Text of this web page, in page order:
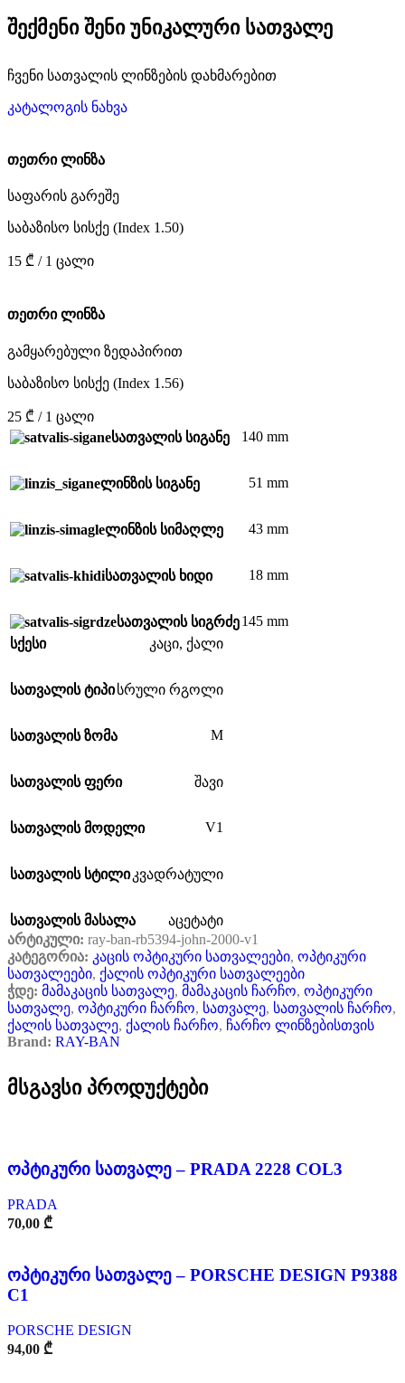
შექმენი შენი უნიკალური სათვალე
ჩვენი სათვალის ლინზების დახმარებით
კატალოგის ნახვა
თეთრი ლინზა
საფარის გარეშე
საბაზისო სისქე (Index 1.50)
15 ₾ / 1 ცალი
თეთრი ლინზა
გამყარებული ზედაპირით
საბაზისო სისქე (Index 1.56)
25 ₾ / 1 ცალი
სათვალის სიგანე
140 mm
ლინზის სიგანე 51 mm
ლინზის სიმაღლე 43 mm
სათვალის ხიდი 18 mm
სათვალის სიგრძე145 mm
სქესი
კაცი, ქალი
სათვალის ტიპისრული რგოლი
სათვალის ზომა M
სათვალის ფერი შავი
სათვალის მოდელი V1
სათვალის სტილიკვადრატული
სათვალის მასალა
აცეტატი
არტიკული: ray-ban-rb5394-john-2000-v1
კატეგორია: კაცის ოპტიკური სათვალეები, ოპტიკური
სათვალეები, ქალის ოპტიკური სათვალეები
ჭდე: მამაკაცის სათვალე, მამაკაცის ჩარჩო, ოპტიკური
სათვალე, ოპტიკური ჩარჩო, სათვალე, სათვალის ჩარჩო,
ქალის სათვალე, ქალის ჩარჩო, ჩარჩო ლინზებისთვის
Brand: RAY-BAN
მსგავსი პროდუქტები
ოპტიკური სათვალე – PRADA 2228 COL3
PRADA
70,00 ₾
ოპტიკური სათვალე – PORSCHE DESIGN P9388
C1
PORSCHE DESIGN
94,00 ₾